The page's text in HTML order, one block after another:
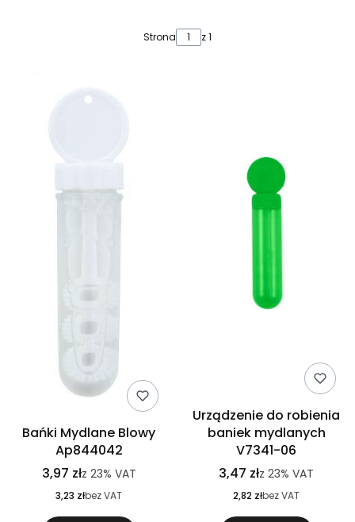
Strona z 1
Bańki Mydlane Blowy
Ap844042
3,97 złz 23% VAT
3,23 złbez VAT
Urządzenie do robienia
baniek mydlanych
V7341-06
3,47 złz 23% VAT
2,82 złbez VAT